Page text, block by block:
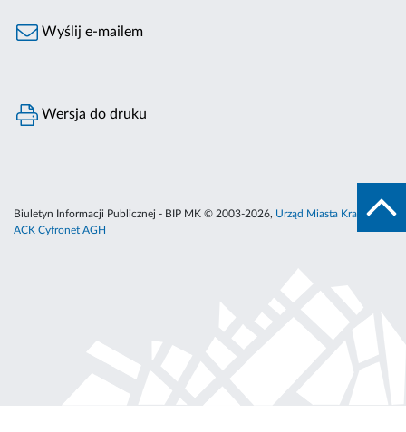
Wyślij e-mailem
Wersja do druku
Biuletyn Informacji Publicznej - BIP MK © 2003-2026, Urząd Miasta Krakowa
ACK Cyfronet AGH